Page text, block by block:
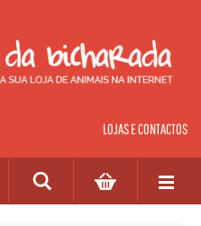
LOJAS E CONTACTOS